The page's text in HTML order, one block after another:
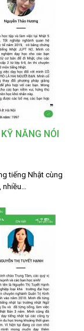
NĂNG NÓI
tiếng Nhật cùng